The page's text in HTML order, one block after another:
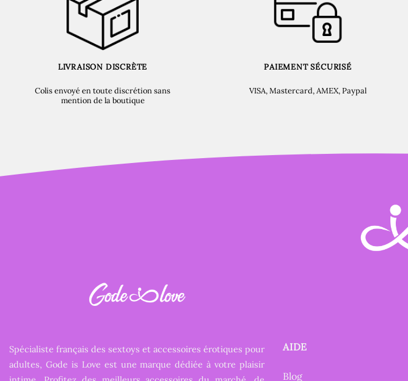
LIVRAISON DISCRÈTE
Colis envoyé en toute discrétion sans
mention de la boutique
PAIEMENT SÉCURISÉ
VISA, Mastercard, AMEX, Paypal
Spécialiste français des sextoys et accessoires érotiques pour
adultes, Gode is Love est une marque dédiée à votre plaisir
AIDE
Blog